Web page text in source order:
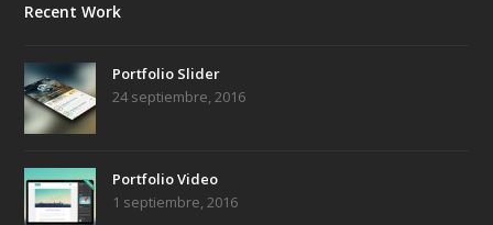
Recent Work
Portfolio Slider
24 septiembre, 2016
Portfolio Video
1 septiembre, 2016